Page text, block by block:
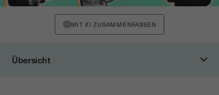
MIT KI ZUSAMMENFASSEN
Übersicht